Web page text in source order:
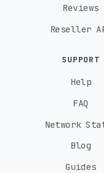
Reviews
Reseller
SUPPORT
Help
FAQ
Network
Blog
Guides